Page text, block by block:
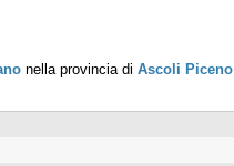
nella provincia di Ascoli Piceno